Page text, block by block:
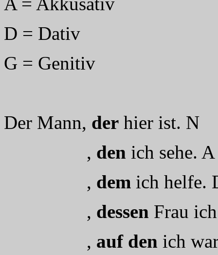
D = Dativ
G = Genitiv
Der Mann, der hier ist. N
, den ich sehe. A
, dem ich helfe.
, dessen Frau
, auf den ich